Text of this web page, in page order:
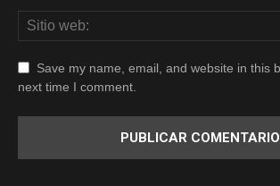
Save my name, email, and website in this
next time I comment.